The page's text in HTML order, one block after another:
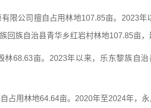
限公司擅自占用林地107.85亩。2023
回族自治县青华乡红岩村林地107.85亩，
林68.63亩。2023年以来，乐东黎族自
占用林地64.64亩。2020年至2024年，